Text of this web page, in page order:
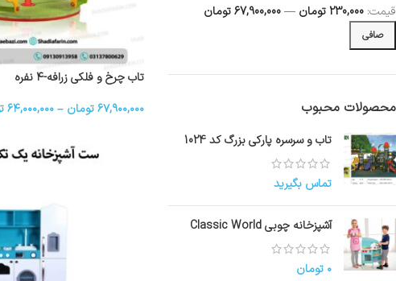
صافی
قيمت: 230,000 تومان —67,900,000 تومان
محصولات محبوب
تاب و سرسره پارکی بزرگ کد 1024
تماس بگیرید
آشپزخانه چوبی Classic World
۰ تومان
تاب چرخ و فلکی زرافه-۴ نفره
۶۷,۹۰۰,۰۰۰تومان –۶۴,۰۰۰,۰۰۰